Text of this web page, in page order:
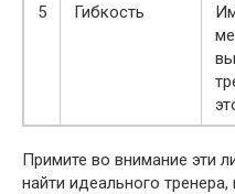
5 Гибкость
Примите во внимание эти
найти идеального